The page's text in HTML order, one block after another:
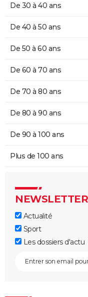
De 30 à 40 ans
De 40 à 50 ans
De 50 à 60 ans
De 60 à 70 ans
De 70 à 80 ans
De 80 à 90 ans
De 90 à 100 ans
Plus de 100 ans
Actualité
Sport
Les dossiers d'actu